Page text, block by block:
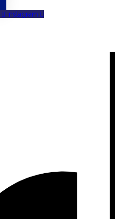
Instagram